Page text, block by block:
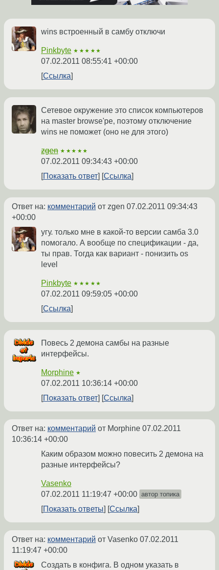
wins встроенный в самбу отключи
Pinkbyte ★★★★★
07.02.2011 08:55:41 +00:00
Ссылка
Сетевое окружение это список компьютеров
на master browse'ре, поэтому отключение
wins не поможет (оно не для этого)
zgen ★★★★★
07.02.2011 09:34:43 +00:00
Показать ответ
Ссылка
Ответ на: комментарий от zgen 07.02.2011 09:34:43
+00:00
угу. только мне в какой-то версии самба 3.0
помогало. А вообще по спецификации - да,
ты прав. Тогда как вариант - понизить os
level
Pinkbyte ★★★★★
07.02.2011 09:59:05 +00:00
Ссылка
Повесь 2 демона самбы на разные
интерфейсы.
Morphine ★
07.02.2011 10:36:14 +00:00
Показать ответ
Ссылка
Ответ на: комментарий от Morphine 07.02.2011
10:36:14 +00:00
Каким образом можно повесить 2 демона на
разные интерфейсы?
Vasenko
07.02.2011 11:19:47 +00:00 автор топика
Показать ответы Ссылка
Ответ на: комментарий от Vasenko 07.02.2011
11:19:47 +00:00
Создать в конфига. В одном указать в